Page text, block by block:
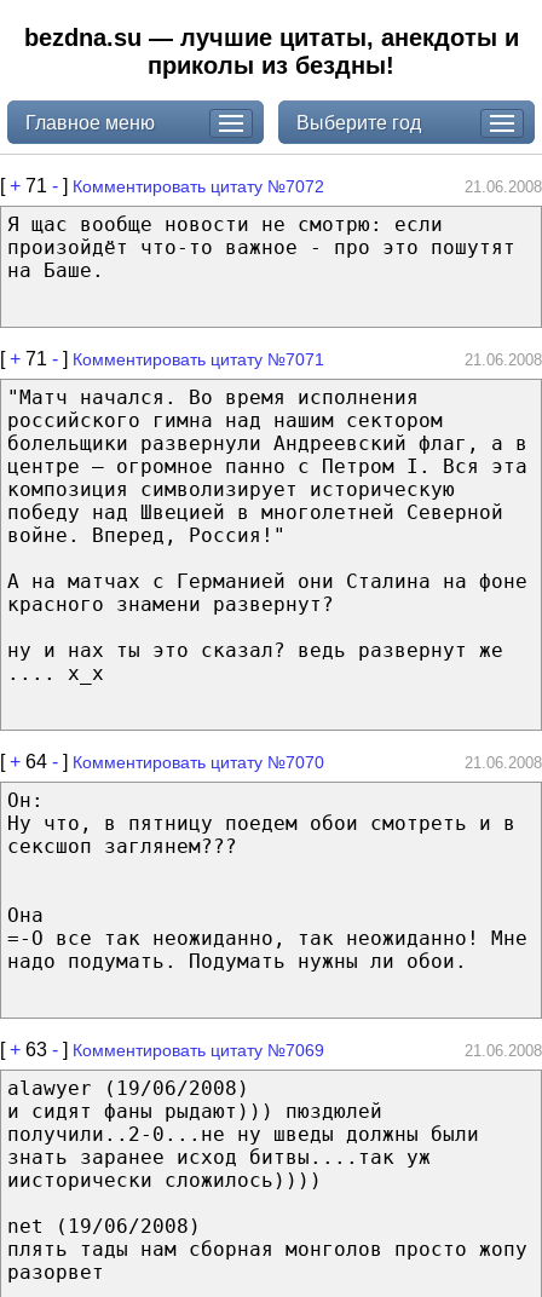
bezdna.su — лучшие цитаты, анекдоты и
приколы из бездны!
Главное меню Выберите год
[+ 71 - ] Комментировать цитату №7072 21.06.2008
Я щас вообще новости не смотрю: если
произойдёт что-то важное - про это пошутят
на Баше.
[+ 71 - ] Комментировать цитату №7071 21.06.2008
"Матч начался. Во время исполнения
российского гимна над нашим сектором
болельщики развернули Андреевский флаг, а в
центре — огромное панно с Петром I. Вся эта
композиция символизирует историческую
победу над Швецией в многолетней Северной
войне. Вперед, Россия!"
А на матчах с Германией они Сталина на фоне
красного знамени развернут?
ну и нах ты это сказал? ведь развернут же
.... x_x
[+ 64 - ] Комментировать цитату №7070 21.06.2008
Он:
Ну что, в пятницу поедем обои смотреть и в
сексшоп заглянем???
Она
=-O все так неожиданно, так неожиданно! Мне
надо подумать. Подумать нужны ли обои.
[+ 63 - ] Комментировать цитату №7069 21.06.2008
alawyer (19/06/2008)
и сидят фаны рыдают))) пюздюлей
получили..2-0...не ну шведы должны были
знать заранее исход битвы....так уж
иисторически сложилось))))
net (19/06/2008)
плять тады нам сборная монголов просто жопу
разорвет